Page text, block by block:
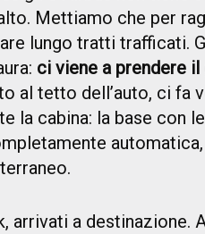
Mettiamo che per
lungo tratti trafficati.
ci viene a prendere
al tetto dell’auto, ci fa
la cabina: la base con
arrivati a destinazione.